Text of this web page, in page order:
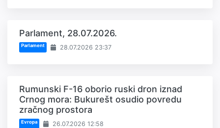
Parlament, 28.07.2026.
Parlament 28.07.2026 23:37
Rumunski F-16 oborio ruski dron iznad
Crnog mora: Bukurešt osudio povredu
zračnog prostora
Evropa 26.07.2026 12:58